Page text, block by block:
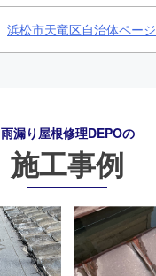
浜松市天竜区自治体ページ
雨漏り屋根修理DEPOの
施工事例